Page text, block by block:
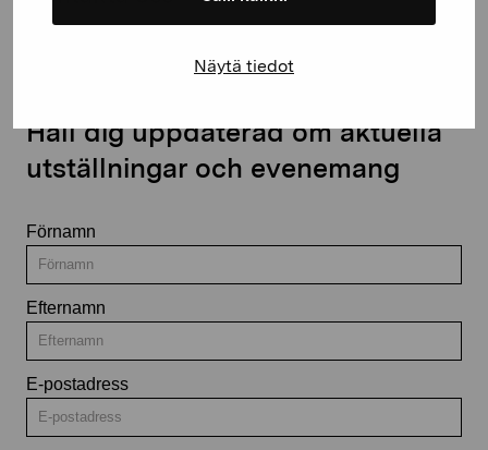
Näytä tiedot
Håll dig uppdaterad om aktuella
utställningar och evenemang
Förnamn
Efternamn
E-postadress